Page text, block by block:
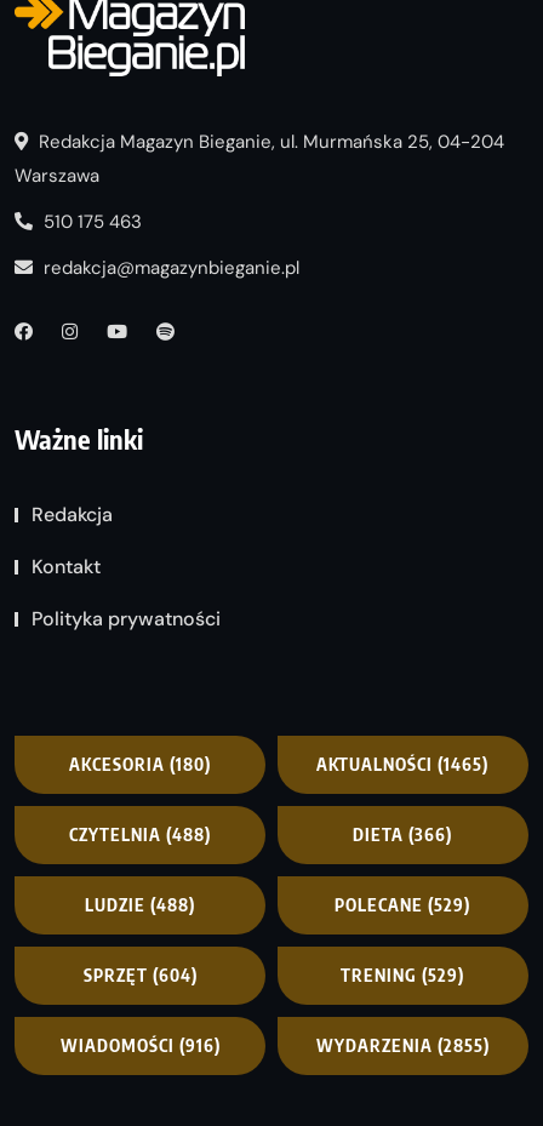
Redakcja Magazyn Bieganie, ul. Murmańska 25, 04-204
Warszawa
510 175 463
redakcja@magazynbieganie.pl
Ważne linki
Redakcja
Kontakt
Polityka prywatności
AKCESORIA (180) AKTUALNOŚCI (1465)
CZYTELNIA (488) DIETA (366)
LUDZIE (488) POLECANE (529)
SPRZĘT (604) TRENING (529)
WIADOMOŚCI (916) WYDARZENIA (2855)